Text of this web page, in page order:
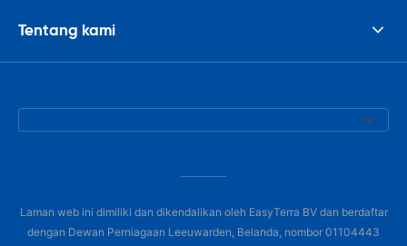
Tentang kami
Laman web ini dimiliki dan dikendalikan oleh EasyTerra BV dan berdaftar
dengan Dewan Perniagaan Leeuwarden, Belanda, nombor 01104443